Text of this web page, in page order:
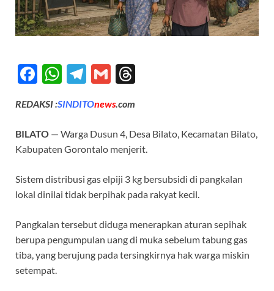
F
e
b
o
o
k
W
at
s
A
p
p
T
e
gr
a
m
G
ail
a
ds
REDAKSI :SINDITOnews.com
BILATO — Warga Dusun 4, Desa Bilato, Kecamatan Bilato,
Kabupaten Gorontalo menjerit.
Sistem distribusi gas elpiji 3 kg bersubsidi di pangkalan
lokal dinilai tidak berpihak pada rakyat kecil.
Pangkalan tersebut diduga menerapkan aturan sepihak
berupa pengumpulan uang di muka sebelum tabung gas
tiba, yang berujung pada tersingkirnya hak warga miskin
setempat.